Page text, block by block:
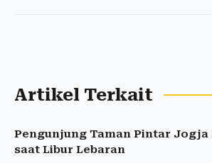
Artikel Terkait
Pengunjung Taman Pintar Jogja
saat Libur Lebaran